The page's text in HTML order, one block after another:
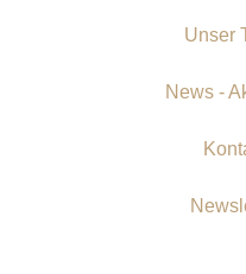
Unser
News -